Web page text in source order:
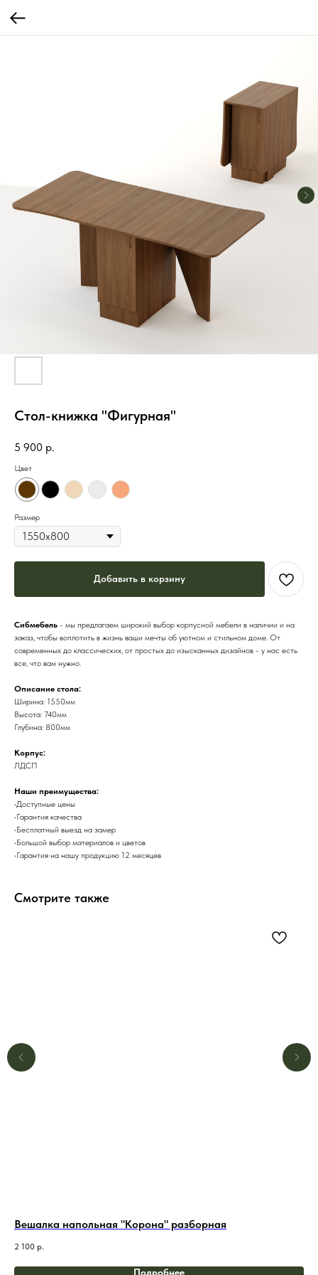
Стол-книжка "Фигурная"
5 900 р.
Цвет
Размер
Добавить в корзину
Сибмебель - мы предлагаем широкий выбор корпусной мебели в наличии и на
заказ, чтобы воплотить в жизнь ваши мечты об уютном и стильном доме. От
современных до классических, от простых до изысканных дизайнов - у нас есть
все, что вам нужно.
Описание стола:
Ширина: 1550мм
Высота: 740мм
Глубина: 800мм
Корпус:
ЛДСП
Наши преимущества:
•Доступные цены
•Гарантия качества
•Бесплатный выезд на замер
•Большой выбор материалов и цветов
•Гарантия на нашу продукцию 12 месяцев
Смотрите также
Вешалка напольная "Корона" разборная
2 100 р.
Подробнее